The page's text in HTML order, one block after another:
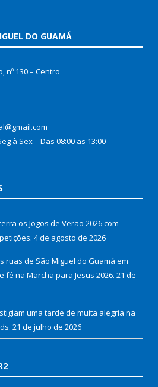
DO GUAMÁ
nº 130 – Centro
à Sex – Das 08:00 as 13:00
os Jogos de Verão 2026 com
4 de agosto de 2026
ruas de São Miguel do Guamá em
na Marcha para Jesus 2026. 21 de
uma tarde de muita alegria na
21 de julho de 2026